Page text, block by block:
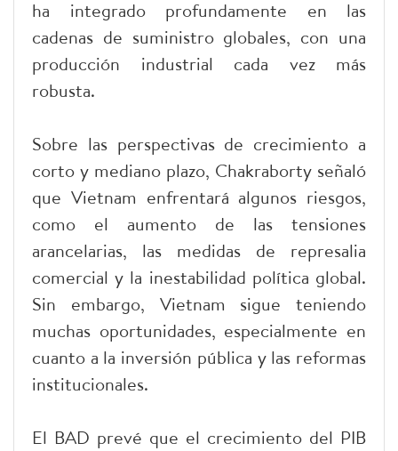
ha integrado profundamente en las
cadenas de suministro globales, con una
producción industrial cada vez más
robusta.
Sobre las perspectivas de crecimiento a
corto y mediano plazo, Chakraborty señaló
que Vietnam enfrentará algunos riesgos,
como el aumento de las tensiones
arancelarias, las medidas de represalia
comercial y la inestabilidad política global.
Sin embargo, Vietnam sigue teniendo
muchas oportunidades, especialmente en
cuanto a la inversión pública y las reformas
institucionales.
El BAD prevé que el crecimiento del PIB